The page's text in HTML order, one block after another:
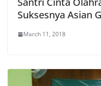
Suksesnya Asian
March 11, 2018